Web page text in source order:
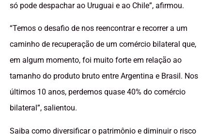
só pode despachar ao Uruguai e ao Chile”, afirmou.
“Temos o desafio de nos reencontrar e recorrer a um
caminho de recuperação de um comércio bilateral que,
em algum momento, foi muito forte em relação ao
tamanho do produto bruto entre Argentina e Brasil. Nos
últimos 10 anos, perdemos quase 40% do comércio
bilateral”, salientou.
Saiba como diversificar o patrimônio e diminuir o risco